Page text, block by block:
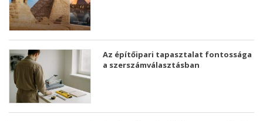
Az építőipari tapasztalat fontossága
a szerszámválasztásban